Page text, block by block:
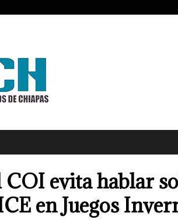
COI evita hablar
en Juegos